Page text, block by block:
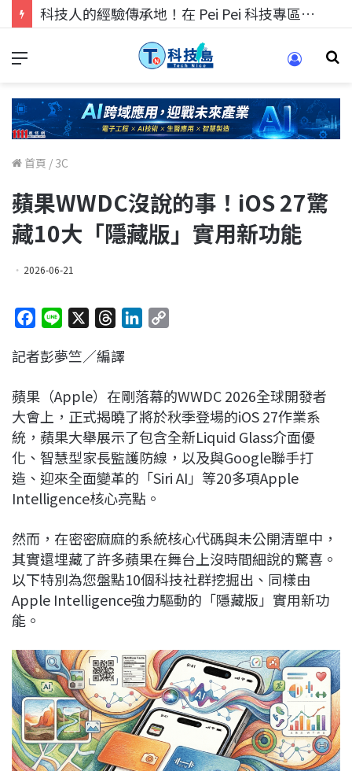
科技人找工作，就到TECH+ 科技專區!
首頁 / 3C
蘋果WWDC沒說的事！iOS 27驚
藏10大「隱藏版」實用新功能
2026-06-21
c
b
o
o
k
n
r
a
d
s
e
d
I
n
L
i
n
k
記者彭夢竺／編譯
蘋果（Apple）在剛落幕的WWDC 2026全球開發者
大會上，正式揭曉了將於秋季登場的iOS 27作業系
統，蘋果大舉展示了包含全新Liquid Glass介面優
化、智慧型家長監護防線，以及與Google聯手打
造、迎來全面變革的「Siri AI」等20多項Apple
Intelligence核心亮點。
然而，在密密麻麻的系統核心代碼與未公開清單中，
其實還埋藏了許多蘋果在舞台上沒時間細說的驚喜。
以下特別為您盤點10個科技社群挖掘出、同樣由
Apple Intelligence強力驅動的「隱藏版」實用新功
能。